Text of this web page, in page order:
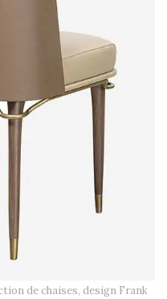
de chaises, design Frank